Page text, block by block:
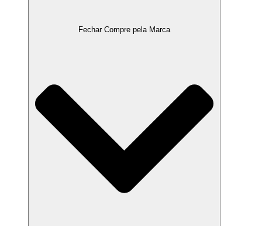
Fechar Compre pela Marca